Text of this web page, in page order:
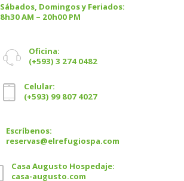
Sábados, Domingos y Feriados:
8h30 AM – 20h00 PM
Oficina:
(+593) 3 274 0482
Celular:
(+593) 99 807 4027
Escríbenos:
reservas@elrefugiospa.com
Casa Augusto Hospedaje:
casa-augusto.com